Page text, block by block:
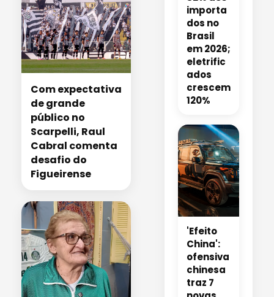
Com expectativa
de grande
público no
Scarpelli, Raul
Cabral comenta
desafio do
Figueirense
importa
dos no
Brasil
em 2026;
eletrific
ados
crescem
120%
'Efeito
China':
ofensiva
chinesa
traz 7